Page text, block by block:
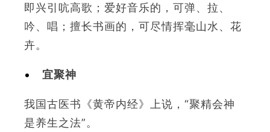
即兴引吭高歌；爱好音乐的，可弹、拉、
吟、唱；擅长书画的，可尽情挥毫山水、花
卉。
宜聚神
我国古医书《黄帝内经》上说，“聚精会神
是养生之法”。